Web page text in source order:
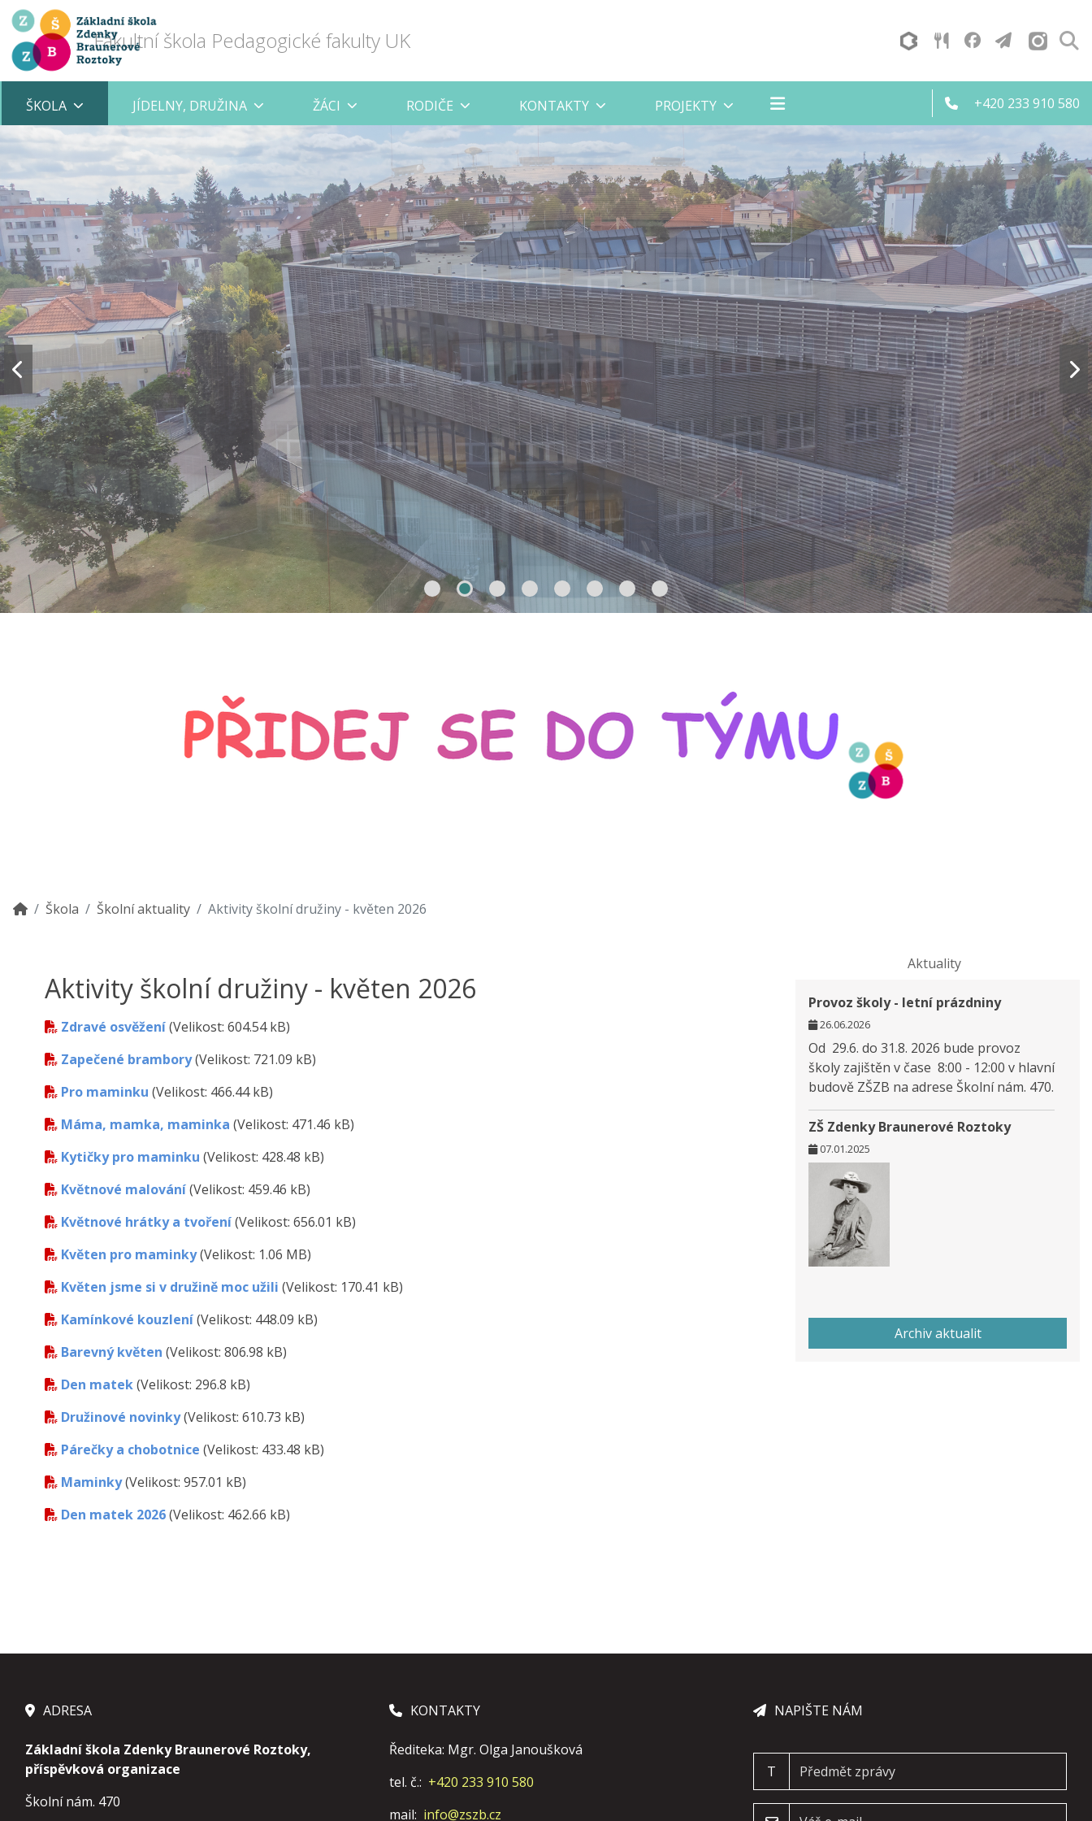
Fakultní škola Pedagogické fakulty UK
ŠKOLA JÍDELNY, DRUŽINA ŽÁCI RODIČE KONTAKTY PROJEKTY +420 233 910 580
Škola Školní aktuality Aktivity školní družiny - květen 2026
Aktivity školní družiny - květen 2026
Zdravé osvěžení(Velikost: 604.54 kB)
Zapečené brambory(Velikost: 721.09 kB)
Pro maminku (Velikost: 466.44 kB)
Máma, mamka, maminka (Velikost: 471.46 kB)
Kytičky pro maminku (Velikost: 428.48 kB)
Květnové malování(Velikost: 459.46 kB)
Květnové hrátky a tvoření(Velikost: 656.01 kB)
Květen pro maminky(Velikost: 1.06 MB)
Květen jsme si v družině moc užili (Velikost: 170.41 kB)
Kamínkové kouzlení(Velikost: 448.09 kB)
Barevný květen (Velikost: 806.98 kB)
Den matek(Velikost: 296.8 kB)
Družinové novinky(Velikost: 610.73 kB)
Párečky a chobotnice (Velikost: 433.48 kB)
Maminky(Velikost: 957.01 kB)
Den matek 2026(Velikost: 462.66 kB)
Aktuality
Provoz školy - letní prázdniny
26.06.2026
Od 29.6. do 31.8. 2026 bude provoz
školy zajištěn v čase 8:00 - 12:00 v hlavní
budově ZŠZB na adrese Školní nám. 470.
ZŠ Zdenky Braunerové Roztoky
07.01.2025
Archiv aktualit
ADRESA
Základní škola Zdenky Braunerové Roztoky,
příspěvková organizace
Školní nám. 470
KONTAKTY
Řediteka: Mgr. Olga Janoušková
tel. č.: +420 233 910 580
mail: info@zszb.cz
NAPIŠTE NÁM
T